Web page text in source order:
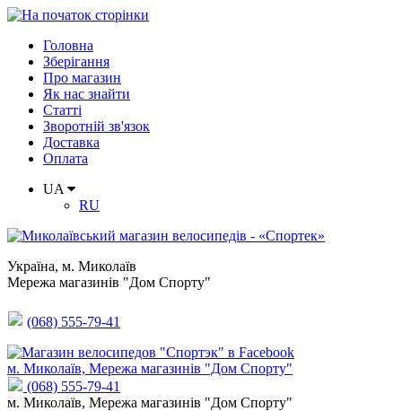
Головна
Зберігання
Про магазин
Як нас знайти
Статті
Зворотній зв'язок
Доставка
Оплата
UA
RU
Україна, м. Миколаїв
Мережа магазинів "Дом Спорту"
(068) 555-79-41
м. Миколаїв, Мережа магазинів "Дом Спорту"
(068) 555-79-41
м. Миколаїв, Мережа магазинів "Дом Спорту"